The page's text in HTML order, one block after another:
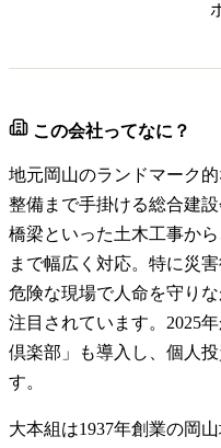
この会社ってなに？
地元岡山のランドマーク
整備まで手掛ける総合建
橋梁といった土木工事か
まで幅広く対応。特に災
危険な現場で人命を守り
注目されています。2025
倶楽部」も導入し、個人
す。
大本組は1937年創業の岡